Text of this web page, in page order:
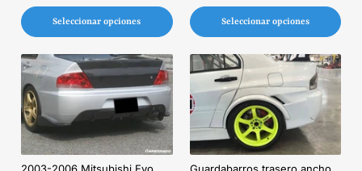
Seleccionar opciones Seleccionar opciones